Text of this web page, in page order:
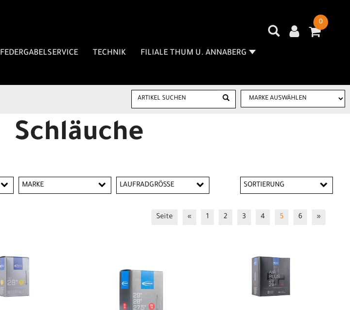
0
FEDERGABELSERVICE TECHNIK FILIALE THUM U. ANNABERG
Schläuche
SORTIERUNG
MARKE LAUFRADGRÖSSE
Seite « 1 2 3 4 5 6 »